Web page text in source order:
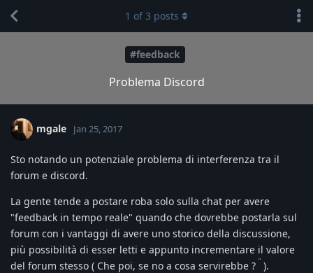
#feedback
Problema Discord
1 of3 posts
mgale Jan 25, 2017
Sto notando un potenziale problema di interferenza tra il
forum e discord.
La gente tende a postare roba solo sulla chat per avere
"feedback in tempo reale" quando che dovrebbe postarla sul
forum con i vantaggi di avere uno storico della discussione,
più possibilità di esser letti e appunto incrementare il valore
del forum stesso ( Che poi, se no a cosa servirebbe ? " ).